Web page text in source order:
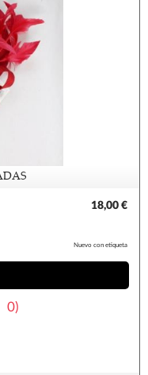
18,00 €
Nuevo con etiqueta
0)